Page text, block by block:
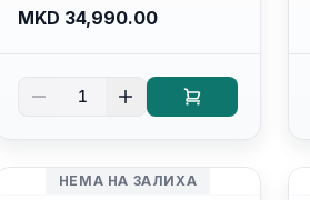
/ 512GB SSD M.2 2230/
Intel UHD Graphics/ 120Hz
Display/ Backlit Kb/
Platinum Silver/ Ubuntu
MKD 34,990.00
1
НЕМА НА ЗАЛИХА